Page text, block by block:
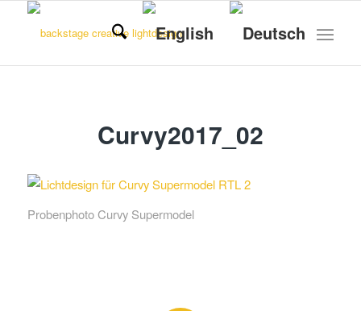
Curvy2017_02
Probenphoto Curvy Supermodel